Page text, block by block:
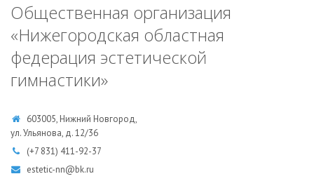
Общественная организация
«Нижегородская областная
федерация эстетической
гимнастики»
603005, Нижний Новгород,
ул. Ульянова, д. 12/36
(+7 831) 411-92-37
estetic-nn@bk.ru